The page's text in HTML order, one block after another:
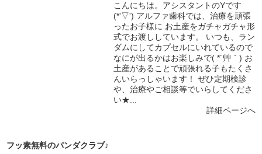
こんにちは。アシスタントのYです
(*'▽') アルファ歯科では、治療を頑張
ったお子様に お土産をガチャガチャ形
式でお渡ししています。 いつも、ラン
ダムにしてカプセルにいれているので
なにが出るかはお楽しみで( *´艸｀) お
土産があることで頑張れる子もたくさ
んいらっしゃいます！ ぜひ定期検診
や、治療やご相談等でいらしてくださ
い★...
詳細ページへ
フッ素無料のパンダクラブ♪